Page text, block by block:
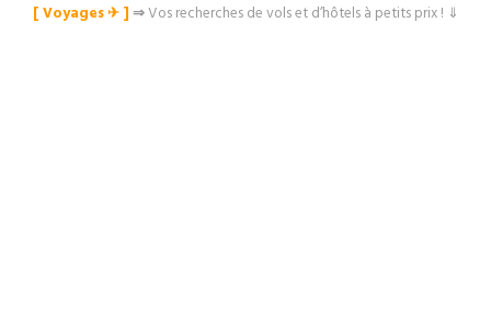
[ Voyages ✈︎ ]⇒Vos recherches de vols et d’hôtels à petits prix ! ⇓